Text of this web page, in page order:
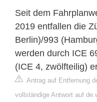
Seit dem
2019 entfallen die
Berlin)/993
werden durch ICE
(ICE 4, zwölfteilig)
Antrag auf Entfernung
vollständige Antwort auf